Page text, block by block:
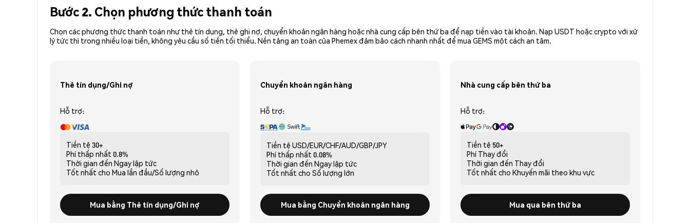
Bước 2. Chọn phương thức thanh toán
Chọn các phương thức thanh toán như thẻ tín dụng, thẻ ghi nợ, chuyển khoản ngân hàng hoặc nhà cung cấp bên thứ ba để nạp tiền vào tài khoản. Nạp USDT hoặc crypto với xử
lý tức thì trong nhiều loại tiền, không yêu cầu số tiền tối thiểu. Nền tảng an toàn của Phemex đảm bảo cách nhanh nhất để mua GEMS một cách an tâm.
Thẻ tín dụng/Ghi nợ
Hỗ trợ:
Tiền tệ 30+
Phí thấp nhất 0.8%
Thời gian đến Ngay lập tức
Tốt nhất cho Mua lần đầu/Số lượng nhỏ
Mua bằng Thẻ tín dụng/Ghi nợ
Chuyển khoản ngân hàng
Hỗ trợ:
Tiền tệ USD/EUR/CHF/AUD/GBP/JPY
Phí thấp nhất 0.08%
Thời gian đến Ngay lập tức
Tốt nhất cho Số lượng lớn
Mua bằng Chuyển khoản ngân hàng
Nhà cung cấp bên thứ ba
Hỗ trợ:
Tiền tệ 50+
Phí Thay đổi
Thời gian đến Thay đổi
Tốt nhất cho Khuyến mãi theo khu vực
Mua qua bên thứ ba